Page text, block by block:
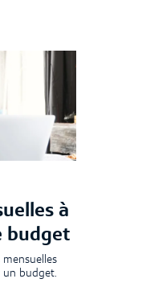
à
budget
mensuelles
un budget.